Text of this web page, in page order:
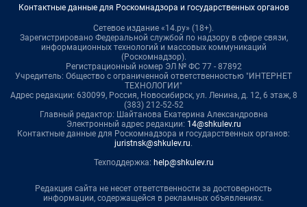
Контактные данные для Роскомнадзора и государственных органов
Сетевое издание «14.ру» (18+).
Зарегистрировано Федеральной службой по надзору в сфере связи,
информационных технологий и массовых коммуникаций
(Роскомнадзор).
Регистрационный номер ЭЛ № ФС 77 - 87892
Учредитель: Общество с ограниченной ответственностью "ИНТЕРНЕТ
ТЕХНОЛОГИИ"
Адрес редакции: 630099, Россия, Новосибирск, ул. Ленина, д. 12, 6 этаж, 8
(383) 212-52-52
Главный редактор: Шайтанова Екатерина Александровна
Электронный адрес редакции: 14@shkulev.ru
Контактные данные для Роскомнадзора и государственных органов:
juristnsk@shkulev.ru.
Техподдержка: help@shkulev.ru
Редакция сайта не несет ответственности за достоверность
информации, содержащейся в рекламных объявлениях.